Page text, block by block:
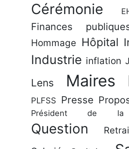
Cérémonie
Finances
Hommage Hôpital
Industrie inflation
Lens Maires
PLFSS Presse
Président de la
Question